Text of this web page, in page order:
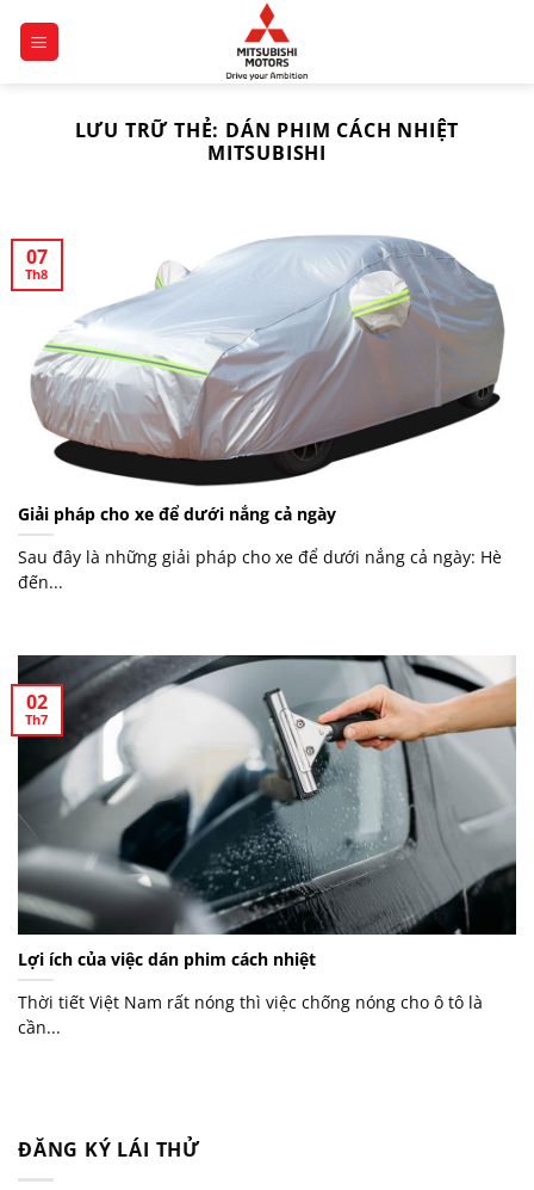
đến
LƯU TRỮ THẺ: DÁN PHIM CÁCH NHIỆT
MITSUBISHI
Giải pháp cho xe để dưới nắng cả ngày
Sau đây là những giải pháp cho xe để dưới nắng cả ngày: Hè
đến...
07
Th8
Lợi ích của việc dán phim cách nhiệt
Thời tiết Việt Nam rất nóng thì việc chống nóng cho ô tô là
cần...
02
Th7
ĐĂNG KÝ LÁI THỬ